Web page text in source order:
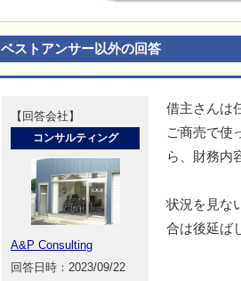
ベストアンサー以外の回答
【回答会社】
コンサルティング
A&P Consulting
回答日時：2023/09/22
借主さんは
ご商売で使
ら、財務内
状況を見な
合は後延ば